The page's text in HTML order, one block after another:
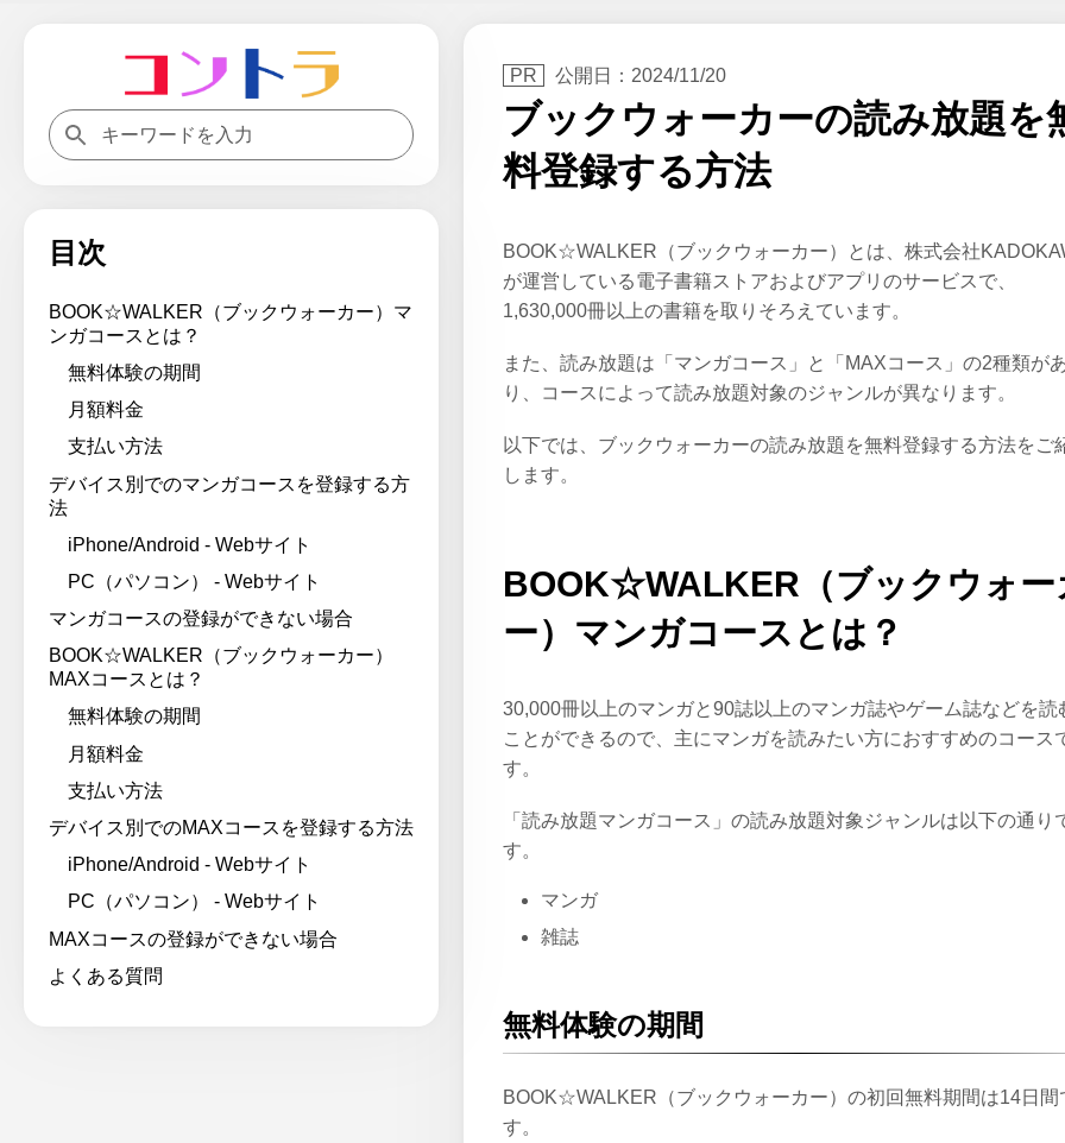
目次
BOOK☆WALKER（ブックウォーカー）マ
ンガコースとは？
無料体験の期間
月額料金
支払い方法
デバイス別でのマンガコースを登録する方
法
iPhone/Android - Webサイト
PC（パソコン） - Webサイト
マンガコースの登録ができない場合
BOOK☆WALKER（ブックウォーカー）
MAXコースとは？
無料体験の期間
月額料金
支払い方法
デバイス別でのMAXコースを登録する方法
iPhone/Android - Webサイト
PC（パソコン） - Webサイト
MAXコースの登録ができない場合
よくある質問
公開日： 2024/11/20
ブックウォーカーの読み放題を
料登録する方法
BOOK☆WALKER（ブックウォーカー）とは、株式会社
が運営している電子書籍ストアおよびアプリのサービスで、
1,630,000冊以上の書籍を取りそろえています。
また、読み放題は「マンガコース」と「MAXコース」の2種類が
り、コースによって読み放題対象のジャンルが異なります。
以下では、ブックウォーカーの読み放題を無料登録する方法をご
します。
BOOK☆WALKER（ブックウォー
ー）マンガコースとは？
30,000冊以上のマンガと90誌以上のマンガ誌やゲーム誌などを読
ことができるので、主にマンガを読みたい方におすすめのコース
す。
「読み放題マンガコース」の読み放題対象ジャンルは以下の通り
す。
マンガ
雑誌
無料体験の期間
BOOK☆WALKER（ブックウォーカー）の初回無料期間は14日間
す。